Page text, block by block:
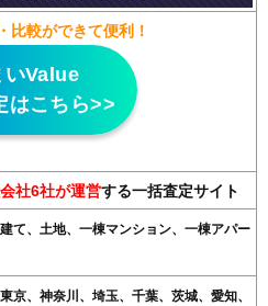
比較ができて便利！
いValue
はこちら>>
社6社が運営する一括査定サイト
て、土地、一棟マンション、一棟アパー
京、神奈川、埼玉、千葉、茨城、愛知、